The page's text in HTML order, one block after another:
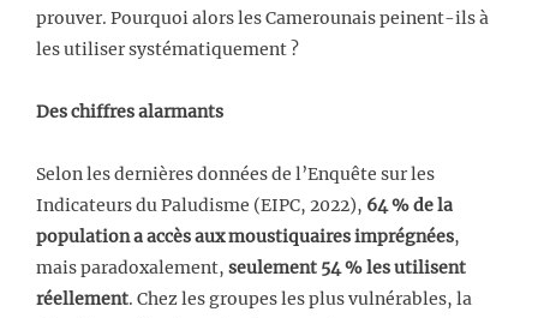
prouver. Pourquoi alors les Camerounais peinent-ils à
les utiliser systématiquement ?
Des chiffres alarmants
Selon les dernières données de l’Enquête sur les
Indicateurs du Paludisme (EIPC, 2022), 64 % de la
population a accès aux moustiquaires imprégnées,
mais paradoxalement, seulement 54 % les utilisent
réellement. Chez les groupes les plus vulnérables, la